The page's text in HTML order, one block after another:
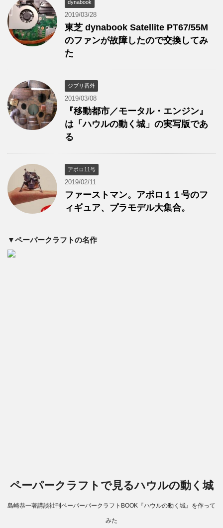
dynabook
2019/03/28
東芝 dynabook Satellite PT67/55M
のファンが故障したので交換してみ
た
ジブリ番外
2019/03/08
『移動都市／モータル・エンジン』
は「ハウルの動く城」の実写版であ
る
アポロ11号
2019/02/11
ファーストマン。アポロ１１号のフ
ィギュア、プラモデル大集合。
▼ペーパークラフトの名作
ペーパークラフトで見るハウルの動く城
島崎恭一著講談社刊ペーパーパークラフトBOOK『ハウルの動く城』を作って
みた